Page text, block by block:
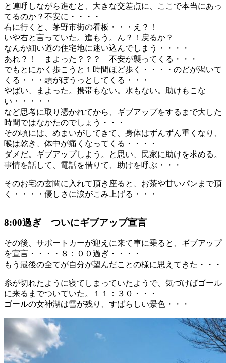
と連呼しながら進むと、大きな交差点に、ここで本当にあっ
てるのか？不安に・・・・
右に行くと、茅野市街の看板・・・え？！
いや右と言っていた。進もう。ん？！戻るか？
なんか細い道の住宅地に迷い込んでしまう・・・・
あれ？！ まよった？？？ 不安が襲ってくる・・・
でもとにかく歩こうと１時間ほど歩く・・・・のどが渇いて
くる・・・頭がぼうっとしてくる・・・
やばい、まよった。携帯もない。水もない。助けもこな
い・・・・・
など思考に取り憑かれてから、ギブアップをするまで大した
時間ではなかたのでしょう・・・
その頃には、めまいがしてきて、身体はずんずん重くなり、
喉は乾き、体中が痛くなってくる・・・・
ダメだ。ギブアップしよう。と思い、民家に助けを求める。
事情を話して、電話を借りて、助けを呼ぶ・・・
そのお宅の玄関に入れて頂き座ると、お茶や甘いパンまで頂
く・・・・優しさに涙がこみ上げる・・・
8:00過ぎ ついにギブアップ宣言
その後、サポートカーが迎えに来て車に乗ると、ギブアップ
を宣言・・・・８：００過ぎ・・・・
もう最後の全てが自分が望んだことの様に思えてきた・・・
糸が切れたように寝てしまっていたようで、気づけばゴール
に来るまでついていた。１１：３０・・・
ゴールの女神湖は雪が残り、すばらしい景色・・・